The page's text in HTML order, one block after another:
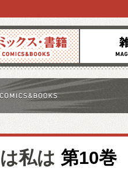
ス 雑誌
私は 第10巻